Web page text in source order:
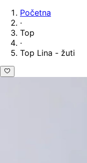
Početna
·
Top
·
Top Lina - žuti